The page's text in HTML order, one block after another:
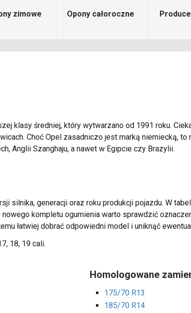
zimowe Opony całoroczne
klasy średniej, który wytwarzano od 1991 roku.
Choć Opel zasadniczo jest marką niemiecką,
Anglii Szanghaju, a nawet w Egipcie czy Brazylii.
silnika, generacji oraz roku produkcji pojazdu. W
kompletu ogumienia warto sprawdzić
łatwiej dobrać odpowiedni model i uniknąć
18, 19 cali.
Homologowane
175/70 R13
185/70 R14